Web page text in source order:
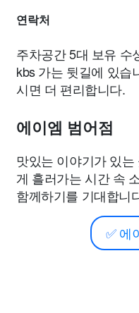
연락처
주차공간 5대 보유 수
kbs 가는 뒷길에 있습
시면 더 편리합니다.
에이엠 범어점
맛있는 이야기가 있
게 흘러가는 시간 속
함께하기를 기대합니
✅에